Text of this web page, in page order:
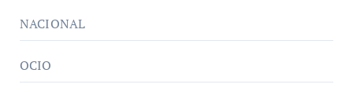
NACIONAL
OCIO